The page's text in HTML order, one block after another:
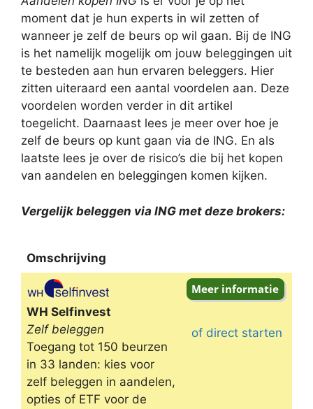
moment dat je hun experts in wil zetten of
wanneer je zelf de beurs op wil gaan. Bij de ING
is het namelijk mogelijk om jouw beleggingen uit
te besteden aan hun ervaren beleggers. Hier
zitten uiteraard een aantal voordelen aan. Deze
voordelen worden verder in dit artikel
toegelicht. Daarnaast lees je meer over hoe je
zelf de beurs op kunt gaan via de ING. En als
laatste lees je over de risico’s die bij het kopen
van aandelen en beleggingen komen kijken.
Vergelijk beleggen via ING met deze brokers:
Omschrijving
Omschrijving
WH Selfinvest
Zelf beleggen
Toegang tot 150 beurzen
in 33 landen: kies voor
zelf beleggen in aandelen,
opties of ETF voor de
of direct starten